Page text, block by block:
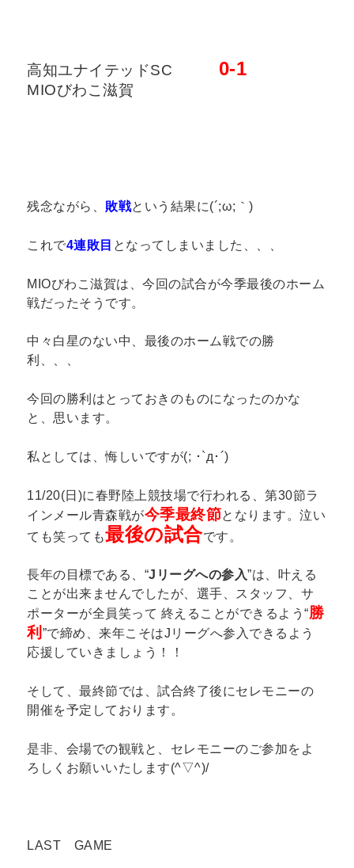
高知ユナイテッドSC 0-1
MIOびわこ滋賀
残念ながら、 敗戦という結果に(´;ω;｀)
これで4連敗目 となってしまいました、、、
MIOびわこ滋賀は、今回の試合が今季最後のホーム
戦だったそうです。
中々白星のない中、最後のホーム戦での勝
利、、、
今回の勝利はとっておきのものになったのかな
と、思います。
私としては、悔しいですが(; ･`д･´)
11/20(日)に春野陸上競技場で行われる、第30節ラ
インメール青森戦が今季最終節となります。泣い
ても笑っても最後の試合です。
長年の目標である、“Jリーグへの参入”は、叶える
ことが出来ませんでしたが、選手、スタッフ、サ
ポーターが全員笑って 終えることができるよう“勝
利 ”で締め、来年こそはJリーグへ参入できるよう
応援していきましょう！！
そして、最終節では、試合終了後にセレモニーの
開催を予定しております。
是非、会場での観戦と、セレモニーのご参加をよ
ろしくお願いいたします(^▽^)/
LAST GAME